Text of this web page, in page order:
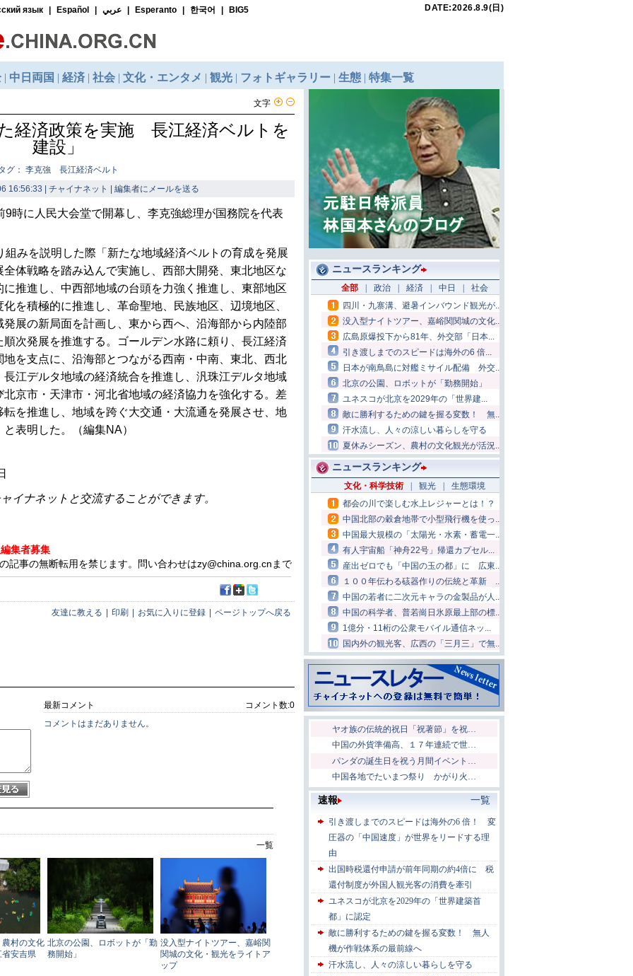
文字
経済政策を実施 長江経済ベルトを
建設」
グ： 李克強 長江経済ベルト
16:56:33 | チャイナネット | 編集者にメールを送る
時に人民大会堂で開幕し、李克強総理が国務院を代表
みを説明した際「新たな地域経済ベルトの育成を発展
体戦略を踏み込んで実施し、西部大開発、東北地区な
推進し、中西部地域の台頭を力強く推進し、東部地区
を積極的に推進し、革命聖地、民族地区、辺境地区、
展の新局面を計画し、東から西へ、沿海部から内陸部
次発展を推進する。ゴールデン水路に頼り、長江経済
を支点に、沿海部とつながる西南・中南、東北、西北
江デルタ地域の経済統合を推進し、汎珠江デルタ地域
京市・天津市・河北省地域の経済協力を強化する。差
を推進し、地域を跨ぐ大交通・大流通を発展させ、地
表明した。（編集NA）
イナネットと交流することができます。
集者募集
記事の無断転用を禁じます。問い合わせはzy@china.org.cnまで
友達に教える 印刷 お気に入りに登録 ページトップへ戻る
コメント数:0
最新コメント
コメントはまだありません。